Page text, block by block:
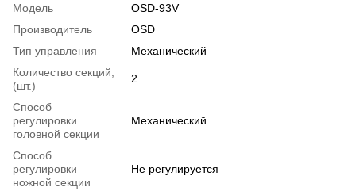
Модель
OSD-93V
Производитель
OSD
Тип управления
Механический
Количество секций,
(шт.)
2
Способ
регулировки
головной секции
Механический
Способ
регулировки
ножной секции
Не регулируется